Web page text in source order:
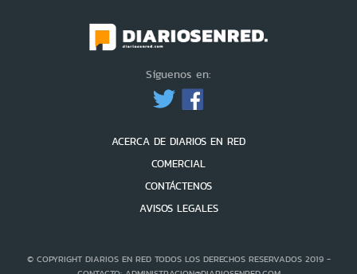
Síguenos en:
ACERCA DE DIARIOS EN RED
COMERCIAL
CONTÁCTENOS
AVISOS LEGALES
© COPYRIGHT DIARIOS EN RED TODOS LOS DERECHOS RESERVADOS 2019 -